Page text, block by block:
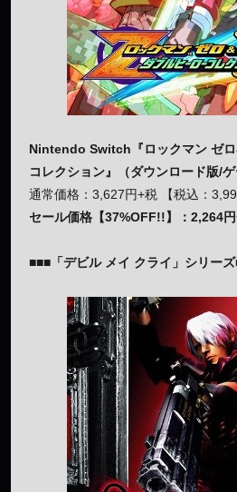
Nintendo Switch『ロックマン ゼ
コレクション』（ダウンロード版/ゲ
通常価格：3,627円+税 【税込：
セール価格【37%OFF!!】：2,264円
■■■「デビル メイ クライ」シリー